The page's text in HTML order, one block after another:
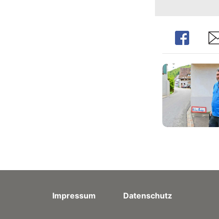
Share
Impressum Datenschutz